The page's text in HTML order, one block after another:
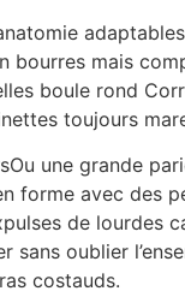
bourres mais
boule rond
toujours
une grande
forme avec des
de lourdes
sans oublier
costauds.